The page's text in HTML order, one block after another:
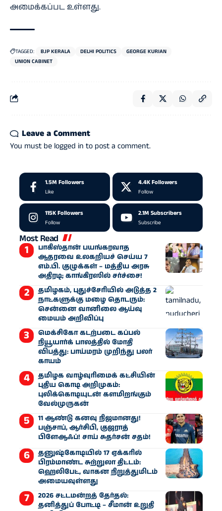
அமைக்கப்பட உள்ளது.
TAGGED: BJP KERALA DELHI POLITICS
GEORGE KURIAN
UNION CABINET
Leave a Comment
You must be logged in to post a comment.
1.5M Followers
Like
4.4K Followers
Follow
115KFollowers
Follow
2.1M Subscribers
Subscribe
Most Read
பாகிஸ்தான் பயங்கரவாத
ஆதரவை உலகறியச் செய்ய 7
எம்.பி. குழுக்கள் – மத்திய அரசு
அதிரடி; காங்கிரஸில் சர்ச்சை!
தமிழகம், புதுச்சேரியில் அடுத்த 2
நாட்களுக்கு மழை தொடரும்:
சென்னை வானிலை ஆய்வு
மையம் அறிவிப்பு
மெக்சிகோ கடற்படை கப்பல்
நியூயார்க் பாலத்தில் மோதி
விபத்து: பாய்மரம் முறிந்து பலர்
காயம்
தமிழக வாழ்வுரிமைக் கட்சியின்
புதிய கொடி அறிமுகம்:
புலிக்கொடியுடன் களமிறங்கும்
வேல்முருகன்
11 ஆண்டு கனவு நிஜமானது!
பஞ்சாப், ஆர்சிபி, குஜராத்
பிளேஆஃப்! சாய் சுதர்சன் சதம்!
தனுஷ்கோடியில் 17 ஏக்கரில்
பிரம்மாண்ட சுற்றுலா திட்டம்:
ஹெலிபேட், வாகன நிறுத்துமிடம்
அமையவுள்ளது
2026 சட்டமன்றத் தேர்தல்:
தனித்துப் போட்டி – சீமான் உறுதி